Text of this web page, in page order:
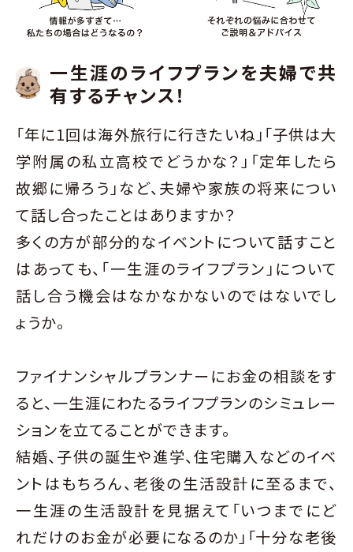
一生涯のライフプランを夫婦で共
有するチャンス！
「年に1回は海外旅行に行きたいね」「子供は大
学附属の私立高校でどうかな？」「定年したら
故郷に帰ろう」など、夫婦や家族の将来につい
て話し合ったことはありますか？
多くの方が部分的なイベントについて話すこと
はあっても、「一生涯のライフプラン」について
話し合う機会はなかなかないのではないでし
ょうか。
ファイナンシャルプランナーにお金の相談をす
ると、一生涯にわたるライフプランのシミュレー
ションを立てることができます。
結婚、子供の誕生や進学、住宅購入などのイベ
ントはもちろん、老後の生活設計に至るまで、
一生涯の生活設計を見据えて「いつまでにど
れだけのお金が必要になるのか」「十分な老後